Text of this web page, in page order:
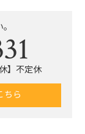
】不定休
ちら